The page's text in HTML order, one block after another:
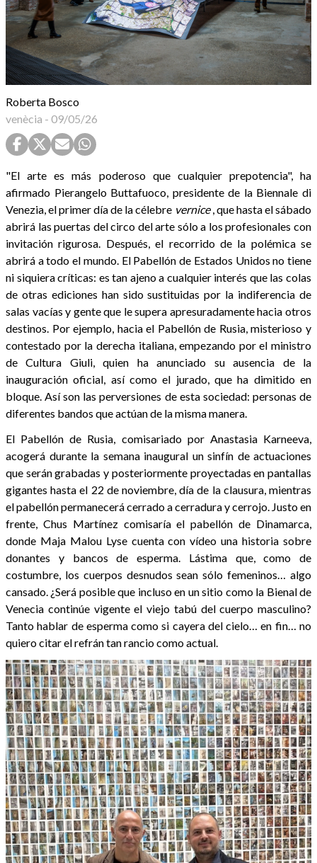
Roberta Bosco
venècia - 09/05/26
"El arte es más poderoso que cualquier prepotencia", ha
afirmado Pierangelo Buttafuoco, presidente de la Biennale di
Venezia, el primer día de la célebre vernice, que hasta el sábado
abrirá las puertas del circo del arte sólo a los profesionales con
invitación rigurosa. Después, el recorrido de la polémica se
abrirá a todo el mundo. El Pabellón de Estados Unidos no tiene
ni siquiera críticas: es tan ajeno a cualquier interés que las colas
de otras ediciones han sido sustituidas por la indiferencia de
salas vacías y gente que le supera apresuradamente hacia otros
destinos. Por ejemplo, hacia el Pabellón de Rusia, misterioso y
contestado por la derecha italiana, empezando por el ministro
de Cultura Giuli, quien ha anunciado su ausencia de la
inauguración oficial, así como el jurado, que ha dimitido en
bloque. Así son las perversiones de esta sociedad: personas de
diferentes bandos que actúan de la misma manera.
El Pabellón de Rusia, comisariado por Anastasia Karneeva,
acogerá durante la semana inaugural un sinfín de actuaciones
que serán grabadas y posteriormente proyectadas en pantallas
gigantes hasta el 22 de noviembre, día de la clausura, mientras
el pabellón permanecerá cerrado a cerradura y cerrojo. Justo en
frente, Chus Martínez comisaría el pabellón de Dinamarca,
donde Maja Malou Lyse cuenta con vídeo una historia sobre
donantes y bancos de esperma. Lástima que, como de
costumbre, los cuerpos desnudos sean sólo femeninos… algo
cansado. ¿Será posible que incluso en un sitio como la Bienal de
Venecia continúe vigente el viejo tabú del cuerpo masculino?
Tanto hablar de esperma como si cayera del cielo… en fin… no
quiero citar el refrán tan rancio como actual.